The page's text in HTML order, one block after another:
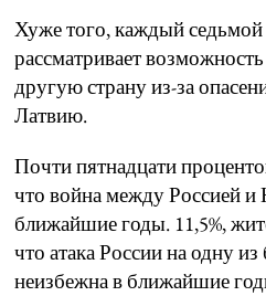
Хуже того, каждый седьмой
рассматривает
другую страну из-за
Латвию.
Почти пятнадцати
что война между Россией
ближайшие годы. 11,5%,
что атака России на одну
неизбежна в ближайшие